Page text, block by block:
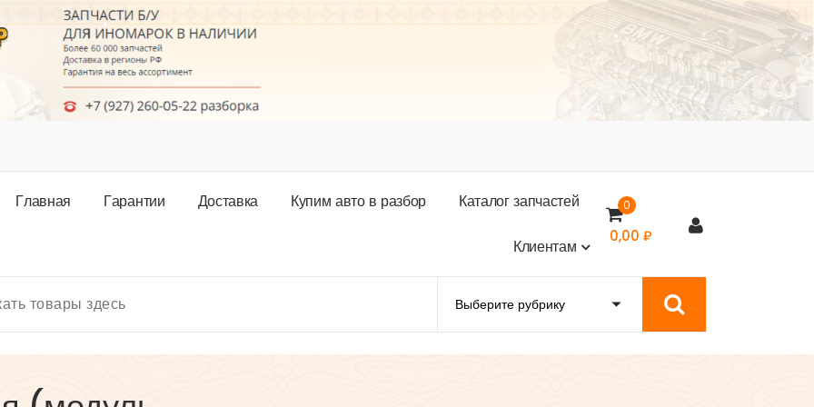
Главная Гарантии Доставка Купим авто в разбор Каталогзапчастей
Клиентам
0
0,00 ₽